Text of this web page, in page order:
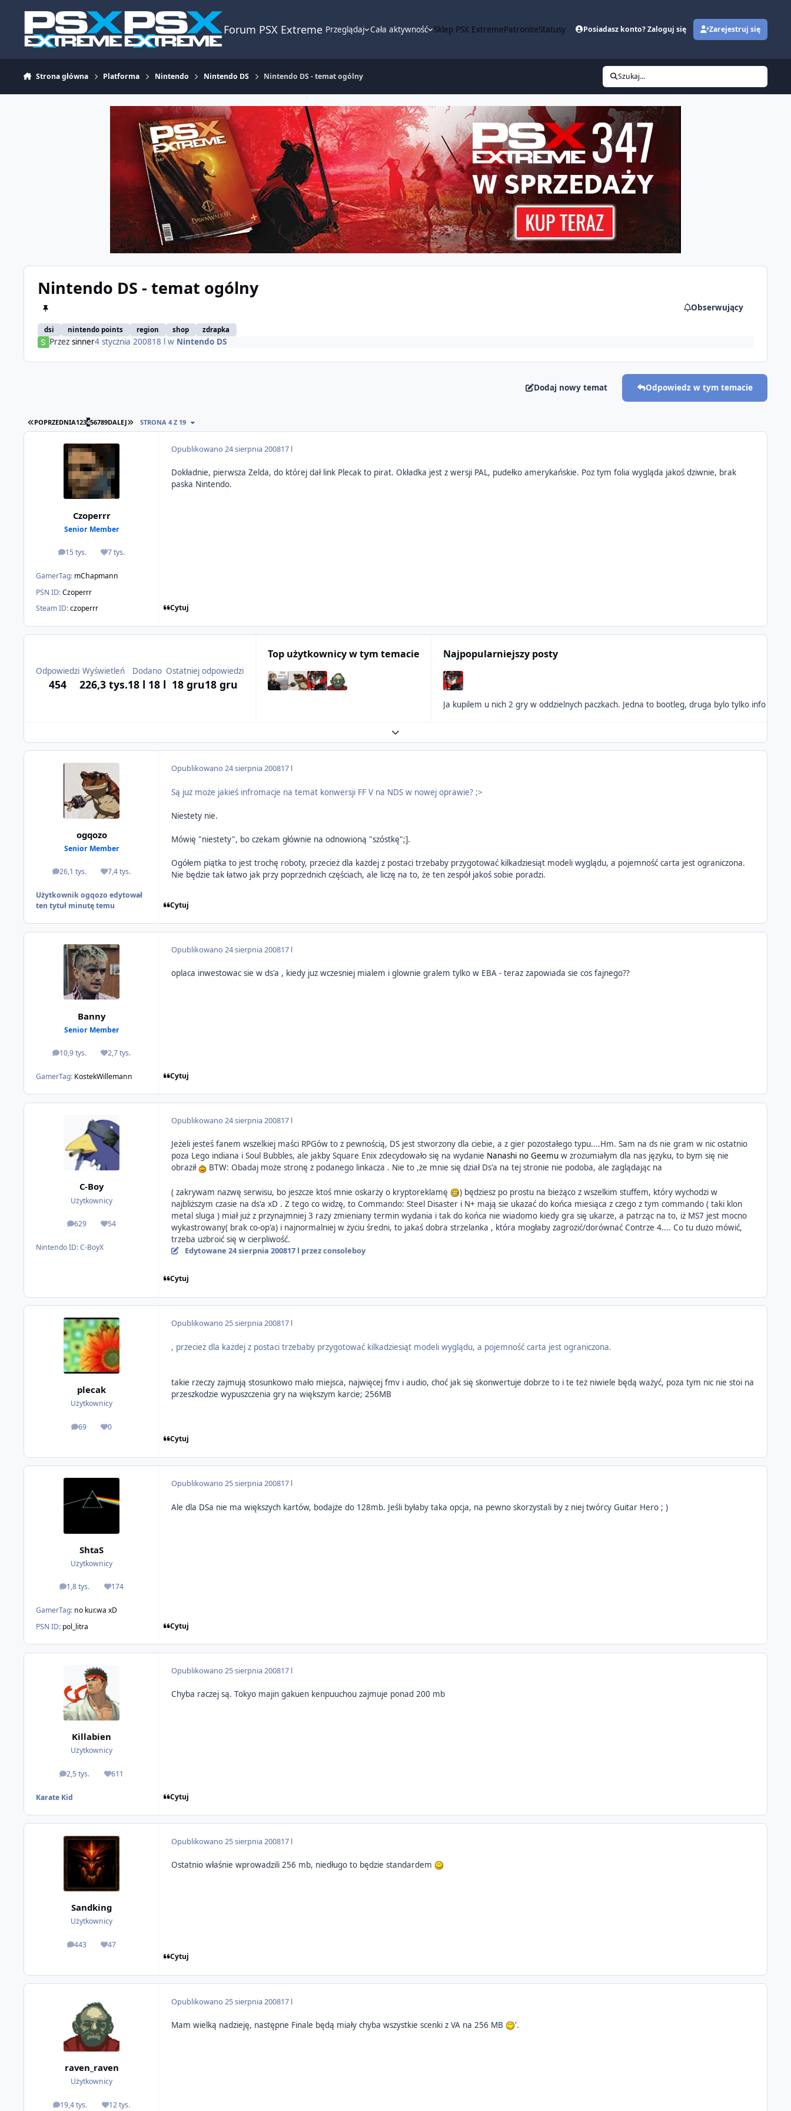
Forum PSX Extreme Przeglądaj Cała aktywność Sklep PSX ExtremePatroniteStatusy Posiadasz konto? Zaloguj się Zarejestruj się
Strona główna Platforma Nintendo Nintendo DS Nintendo DS - temat ogólny Szukaj...
Nintendo DS - temat ogólny
dsi nintendo points region shop zdrapka
Obserwujący
Przezsinner4 stycznia 200818 lw Nintendo DS
Dodaj nowy temat Odpowiedz w tym temacie
PIERWSZA STRONA
POPRZEDNIA123456789DALEJ OSTATNIA STRONA
STRONA 4 Z 19
Czoperrr
Senior Member
15 tys.
odpowiedzi7 tys.
Reputacja
GamerTag: mChapmann
PSN ID:Czoperrr
Steam ID:czoperrr
Opublikowano24 sierpnia 200817 l
Dokładnie, pierwsza Zelda, do której dał link Plecak to pirat. Okładka jest z wersji PAL, pudełko amerykańskie. Poz tym folia wygląda jakoś dziwnie, brak
paska Nintendo.
Cytuj
Odpowiedzi
454
Wyświetleń
226,3 tys.
Dodano
18 l 18 l
Ostatniej odpowiedzi
18 gru18 gru
Top użytkownicy w tym temacie Najpopularniejszy posty
Ja kupilem u nich 2 gry w oddzielnych paczkach. Jedna to bootleg, druga bylo tylko info ze
Expand topic overview
ogqozo
Senior Member
26,1 tys.
odpowiedzi7,4 tys.
Reputacja
Użytkownik ogqozo edytował
ten tytuł minutę temu
Opublikowano24 sierpnia 200817 l
Są już może jakieś infromacje na temat konwersji FF V na NDS w nowej oprawie? ;>
Niestety nie.
Mówię "niestety", bo czekam głównie na odnowioną "szóstkę";].
Ogółem piątka to jest trochę roboty, przecież dla każdej z postaci trzebaby przygotować kilkadziesiąt modeli wyglądu, a pojemność carta jest ograniczona.
Nie będzie tak łatwo jak przy poprzednich częściach, ale liczę na to, że ten zespół jakoś sobie poradzi.
Cytuj
Banny
Senior Member
10,9 tys.
odpowiedzi2,7 tys.
Reputacja
GamerTag: KostekWillemann
Opublikowano24 sierpnia 200817 l
oplaca inwestowac sie w ds'a , kiedy juz wczesniej mialem i glownie gralem tylko w EBA - teraz zapowiada sie cos fajnego??
Cytuj
C-Boy
Użytkownicy
629
odpowiedzi
54
Reputacja
Nintendo ID:C-BoyX
Opublikowano24 sierpnia 200817 l
Jeżeli jesteś fanem wszelkiej maści RPGów to z pewnością, DS jest stworzony dla ciebie, a z gier pozostałego typu....Hm. Sam na ds nie gram w nic ostatnio
poza Lego indiana i Soul Bubbles, ale jakby Square Enix zdecydowało się na wydanie Nanashi no Geemu w zrozumiałym dla nas języku, to bym się nie
obraził
BTW: Obadaj może stronę z podanego linkacza . Nie to ,że mnie się dział Ds'a na tej stronie nie podoba, ale zaglądając na
( zakrywam nazwę serwisu, bo jeszcze ktoś mnie oskarży o kryptoreklamę
) będziesz po prostu na bieżąco z wszelkim stuffem, który wychodzi w
najbliższym czasie na ds'a xD . Z tego co widzę, to Commando: Steel Disaster i N+ mają sie ukazać do końca miesiąca z czego z tym commando ( taki klon
metal sluga ) miał już z przynajmniej 3 razy zmieniany termin wydania i tak do końca nie wiadomo kiedy gra się ukarze, a patrząc na to, iż MS7 jest mocno
wykastrowany( brak co-op'a) i najnormalniej w życiu średni, to jakaś dobra strzelanka , która mogłaby zagrozić/dorównać Contrze 4.... Co tu dużo mówić,
trzeba uzbroić się w cierpliwość.
Edytowane 24 sierpnia 200817 l przez consoleboy
Cytuj
plecak
Użytkownicy
69
odpowiedzi
0
Reputacja
Opublikowano25 sierpnia 200817 l
, przecież dla każdej z postaci trzebaby przygotować kilkadziesiąt modeli wyglądu, a pojemność carta jest ograniczona.
takie rzeczy zajmują stosunkowo mało miejsca, najwięcej fmv i audio, choć jak się skonwertuje dobrze to i te też niwiele będą ważyć, poza tym nic nie stoi na
przeszkodzie wypuszczenia gry na większym karcie; 256MB
Cytuj
ShtaS
Użytkownicy
1,8 tys.
odpowiedzi174
Reputacja
GamerTag: no kur.wa xD
PSN ID: pol_litra
Opublikowano25 sierpnia 200817 l
Ale dla DSa nie ma większych kartów, bodajże do 128mb. Jeśli byłaby taka opcja, na pewno skorzystali by z niej twórcy Guitar Hero ; )
Cytuj
Killabien
Użytkownicy
2,5 tys.
odpowiedzi611
Reputacja
Karate Kid
Opublikowano25 sierpnia 200817 l
Chyba raczej są. Tokyo majin gakuen kenpuuchou zajmuje ponad 200 mb
Cytuj
Sandking
Użytkownicy
443
odpowiedzi
47
Reputacja
Opublikowano25 sierpnia 200817 l
Ostatnio właśnie wprowadzili 256 mb, niedługo to będzie standardem
Cytuj
raven_raven
Użytkownicy
19,4 tys.
odpowiedzi12 tys.
Reputacja
Opublikowano 25 sierpnia 200817 l
Mam wielką nadzieję, następne Finale będą miały chyba wszystkie scenki z VA na 256 MB '.